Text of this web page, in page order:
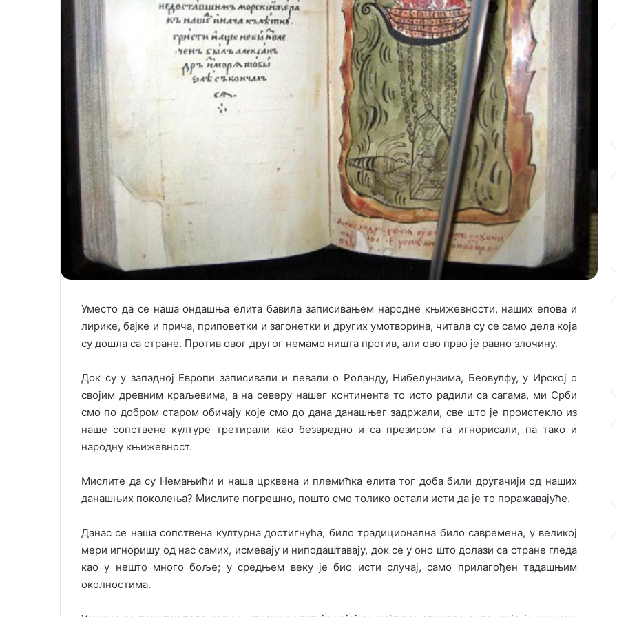
Уместо да се наша ондашња елита бавила записивањем народне књижевности, наших епова и
лирике, бајке и прича, приповетки и загонетки и других умотворина, читала су се само дела која
су дошла са стране. Против овог другог немамо ништа против, али ово прво је равно злочину.
Док су у западној Европи записивали и певали о Роланду, Нибелунзима, Беовулфу, у Ирској о
својим древним краљевима, а на северу нашег континента то исто радили са сагама, ми Срби
смо по добром старом обичају које смо до дана данашњег задржали, све што је проистекло из
наше сопствене културе третирали као безвредно и са презиром га игнорисали, па тако и
народну књижевност.
Мислите да су Немањићи и наша црквена и племићка елита тог доба били другачији од наших
данашњих поколења? Мислите погрешно, пошто смо толико остали исти да је то поражавајуће.
Данас се наша сопствена културна достигнућа, било традиционална било савремена, у великој
мери игноришу од нас самих, исмевају и ниподаштавају, док се у оно што долази са стране гледа
као у нешто много боље; у средњем веку је био исти случај, само прилагођен тадашњим
околностима.